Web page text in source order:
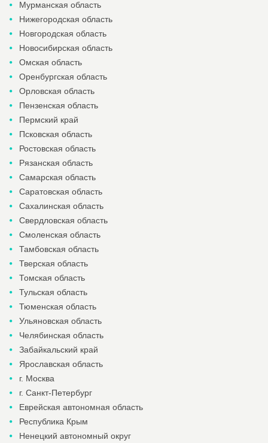
Мурманская область
Нижегородская область
Новгородская область
Новосибирская область
Омская область
Оренбургская область
Орловская область
Пензенская область
Пермский край
Псковская область
Ростовская область
Рязанская область
Самарская область
Саратовская область
Сахалинская область
Свердловская область
Смоленская область
Тамбовская область
Тверская область
Томская область
Тульская область
Тюменская область
Ульяновская область
Челябинская область
Забайкальский край
Ярославская область
г. Москва
г. Санкт-Петербург
Еврейская автономная область
Республика Крым
Ненецкий автономный округ